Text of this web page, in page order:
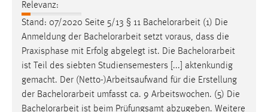
Relevanz:
Stand: 07/2020 Seite 5/13 § 11 Bachelorarbeit (1) Die
Anmeldung der Bachelorarbeit setzt voraus, dass die
Praxisphase mit Erfolg abgelegt ist. Die Bachelorarbeit
ist Teil des siebten Studiensemesters [...] aktenkundig
gemacht. Der (Netto-)Arbeitsaufwand für die Erstellung
der Bachelorarbeit umfasst ca. 9 Arbeitswochen. (5) Die
Bachelorarbeit ist beim Prüfungsamt abzugeben. Weitere
Google Ads
Name:
_gcl_au
Anbieter:
Google Ireland Limited